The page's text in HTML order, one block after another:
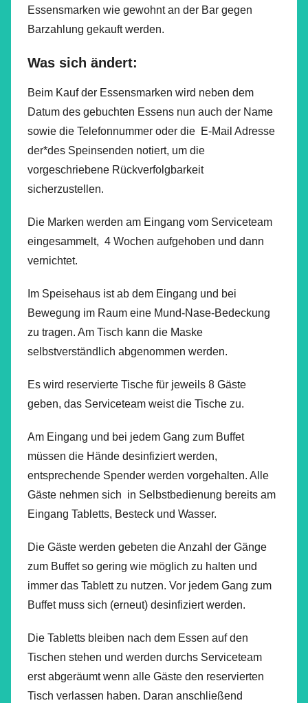
Essensmarken wie gewohnt an der Bar gegen
Barzahlung gekauft werden.
Was sich ändert:
Beim Kauf der Essensmarken wird neben dem
Datum des gebuchten Essens nun auch der Name
sowie die Telefonnummer oder die E-Mail Adresse
der*des Speinsenden notiert, um die
vorgeschriebene Rückverfolgbarkeit
sicherzustellen.
Die Marken werden am Eingang vom Serviceteam
eingesammelt, 4 Wochen aufgehoben und dann
vernichtet.
Im Speisehaus ist ab dem Eingang und bei
Bewegung im Raum eine Mund-Nase-Bedeckung
zu tragen. Am Tisch kann die Maske
selbstverständlich abgenommen werden.
Es wird reservierte Tische für jeweils 8 Gäste
geben, das Serviceteam weist die Tische zu.
Am Eingang und bei jedem Gang zum Buffet
müssen die Hände desinfiziert werden,
entsprechende Spender werden vorgehalten. Alle
Gäste nehmen sich in Selbstbedienung bereits am
Eingang Tabletts, Besteck und Wasser.
Die Gäste werden gebeten die Anzahl der Gänge
zum Buffet so gering wie möglich zu halten und
immer das Tablett zu nutzen. Vor jedem Gang zum
Buffet muss sich (erneut) desinfiziert werden.
Die Tabletts bleiben nach dem Essen auf den
Tischen stehen und werden durchs Serviceteam
erst abgeräumt wenn alle Gäste den reservierten
Tisch verlassen haben. Daran anschließend